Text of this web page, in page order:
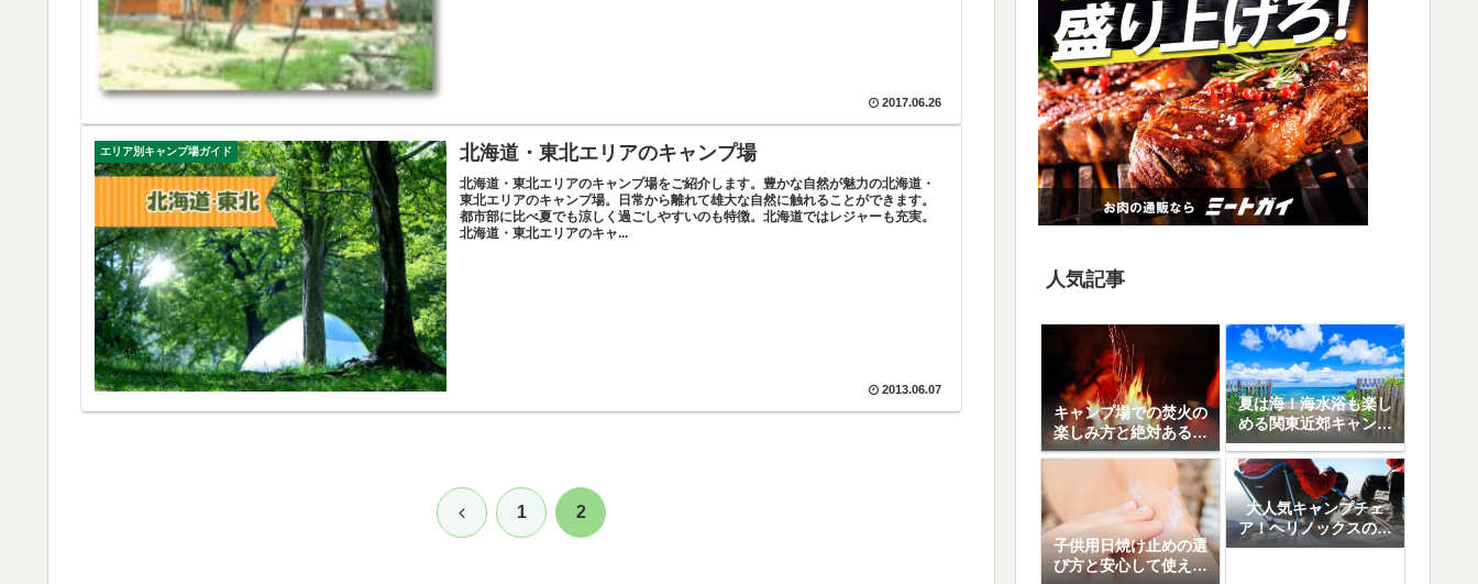
2017.06.26
エリア別キャンプ場ガイド 北海道・東北エリアのキャンプ場
北海道・東北エリアのキャンプ場をご紹介します。豊かな自然が魅力の北海道・
東北エリアのキャンプ場。日常から離れて雄大な自然に触れることができます。
都市部に比べ夏でも涼しく過ごしやすいのも特徴。北海道ではレジャーも充実。
北海道・東北エリアのキャ...
2013.06.07
前 1 2
人気記事
キャンプ場での焚火の
楽しみ方と絶対あると
便利なアイテム8選
夏は海！海水浴も楽し
める関東近郊キャンプ
場10選
子供用日焼け止めの選
び方と安心して使える
大人気キャンプチェ
ア！ヘリノックスの魅
力と人気の5モデル徹